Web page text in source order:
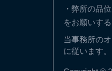
・弊所の品
をお願いす
当事務所の
に従います。